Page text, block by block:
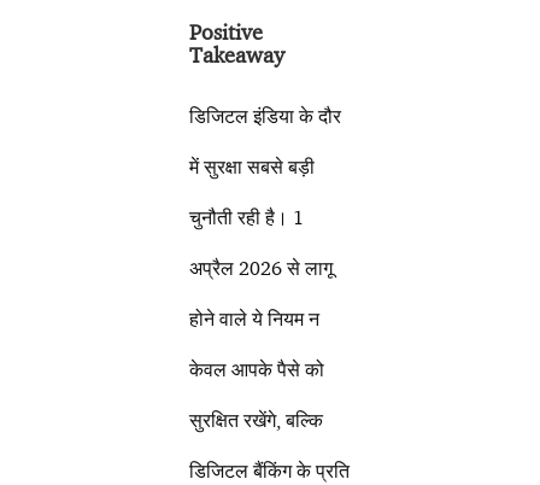
Positive
Takeaway
डिजिटल इंडिया के दौर
में सुरक्षा सबसे बड़ी
चुनौती रही है। 1
अप्रैल 2026 से लागू
होने वाले ये नियम न
केवल आपके पैसे को
सुरक्षित रखेंगे, बल्कि
डिजिटल बैंकिंग के प्रति